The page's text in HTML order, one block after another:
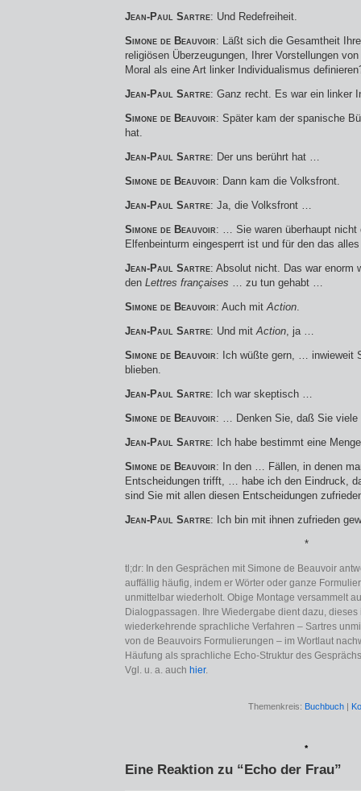
Jean-Paul Sartre: Und Redefreiheit.
Simone de Beauvoir: Läßt sich die Gesamtheit
religiösen Überzeugungen, Ihrer Vorstellungen
Moral als eine Art linker Individualismus
Jean-Paul Sartre: Ganz recht. Es war ein linker
Simone de Beauvoir: Später kam der spanische
hat.
Jean-Paul Sartre: Der uns berührt hat …
Simone de Beauvoir: Dann kam die Volksfront.
Jean-Paul Sartre: Ja, die Volksfront …
Simone de Beauvoir: … Sie waren überhaupt nicht
Elfenbeinturm eingesperrt ist und für den das
Jean-Paul Sartre: Absolut nicht. Das war
den Lettres françaises … zu tun gehabt …
Simone de Beauvoir: Auch mitAction.
Jean-Paul Sartre: Und mitAction, ja …
Simone de Beauvoir: Ich wüßte gern, … inwieweit
blieben.
Jean-Paul Sartre: Ich war skeptisch …
Simone de Beauvoir: … Denken Sie, daß Sie
Jean-Paul Sartre: Ich habe bestimmt eine
Simone de Beauvoir: In den … Fällen, in denen
Entscheidungen trifft, … habe ich den Eindruck,
sind Sie mit allen diesen Entscheidungen
Jean-Paul Sartre: Ich bin mit ihnen zufrieden
*
tl;dr: In den Gesprächen mit Simone de Beauvoir
auffällig häufig, indem er Wörter oder ganze
unmittelbar wiederholt. Obige Montage versammelt
Dialogpassagen. Ihre Wiedergabe dient dazu,
wiederkehrende sprachliche Verfahren – Sartres
von de Beauvoirs Formulierungen – im Wortlaut
Häufung als sprachliche Echo-Struktur des
Vgl. u. a. auch hier.
Themenkreis: Buchbuch |
*
Eine Reaktion zu “Echo der Frau”